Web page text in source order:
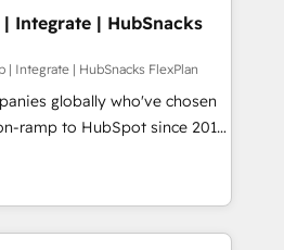
Partner 🏆2019
Award 🏆2019
HubSpot Impact Award 🏆
Impact Award 🏆2017
Impact Award 🏆2016
Impact Award 🏆2015
Agency of the Year 🏆2015
Integrate | HubSnacks
| Integrate | HubSnacks FlexPlan
globally who've chosen
ramp to HubSpot since 2014
plans that accelerate value...
New or Check-fixing existing
Experts 3️⃣ Integrate |